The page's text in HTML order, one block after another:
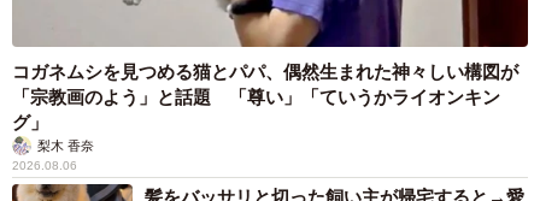
コガネムシを見つめる猫とパパ、偶然生まれた神々しい構図が
「宗教画のよう」と話題 「尊い」「ていうかライオンキン
グ」
梨木 香奈
2026.08.06